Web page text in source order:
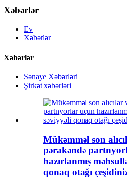
Xəbərlər
Ev
Xəbərlər
Xəbərlər
Sənaye Xəbərləri
Şirkət xəbərləri
Mükəmməl son
pərakəndə
hazırlanmış
qonaq otağı